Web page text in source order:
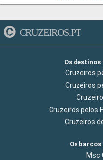
CRUZEIROS.PT
Os
Cruzeiros
Cruzeiros
Cruzeiros pelos
Cruzeiros
Os
Msc